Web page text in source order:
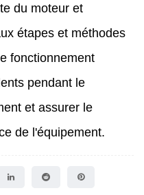
du moteur et
étapes et méthodes
fonctionnement
pendant le
et assurer le
de l'équipement.